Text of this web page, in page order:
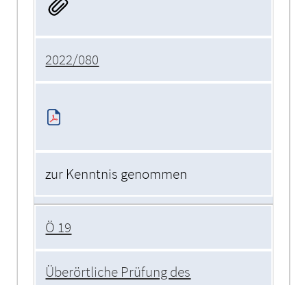
2022/080
zur Kenntnis genommen
Ö 19
Überörtliche Prüfung des